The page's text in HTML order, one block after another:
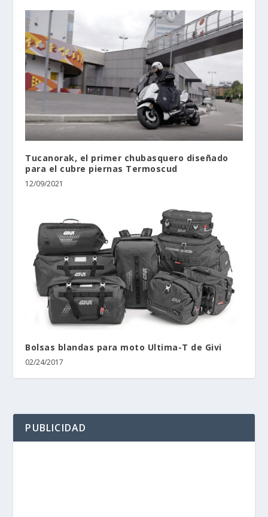
Tucanorak, el primer chubasquero diseñado
para el cubre piernas Termoscud
12/09/2021
Bolsas blandas para moto Ultima-T de Givi
02/24/2017
PUBLICIDAD